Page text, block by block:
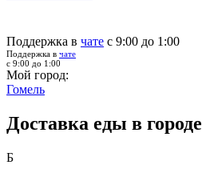
Поддержка в чате с 9:00 до 1:00
Поддержка в чате
с 9:00 до 1:00
Мой город:
Гомель
Доставка еды в городе
Б